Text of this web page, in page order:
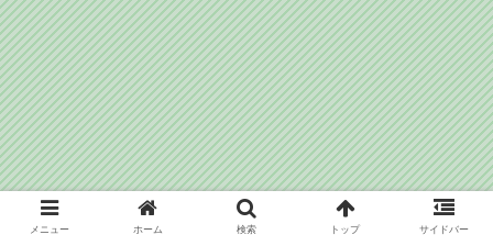
メニュー ホーム 検索 トップ サイドバー